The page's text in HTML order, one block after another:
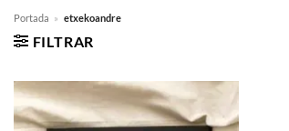
Portada » etxekoandre
FILTRAR